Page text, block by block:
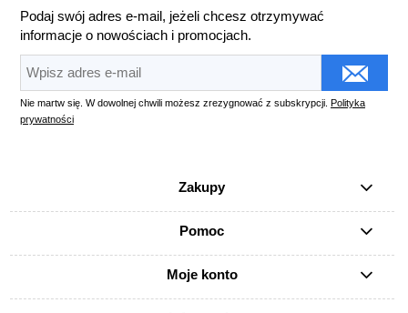
Podaj swój adres e-mail, jeżeli chcesz otrzymywać
informacje o nowościach i promocjach.
Nie martw się. W dowolnej chwili możesz zrezygnować z subskrypcji. Polityka
prywatności
Zakupy
Pomoc
Moje konto